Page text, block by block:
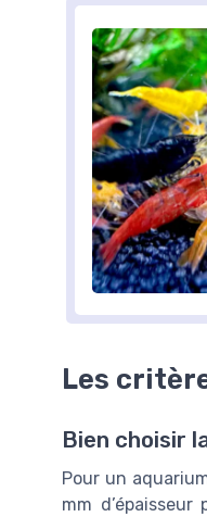
Les
Bien choisir
Pour un
mm